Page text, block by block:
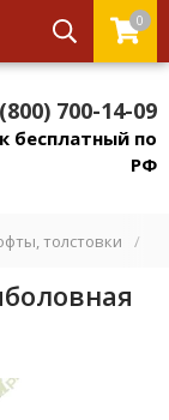
0
700-14-09
бесплатный по
РФ
толстовки /